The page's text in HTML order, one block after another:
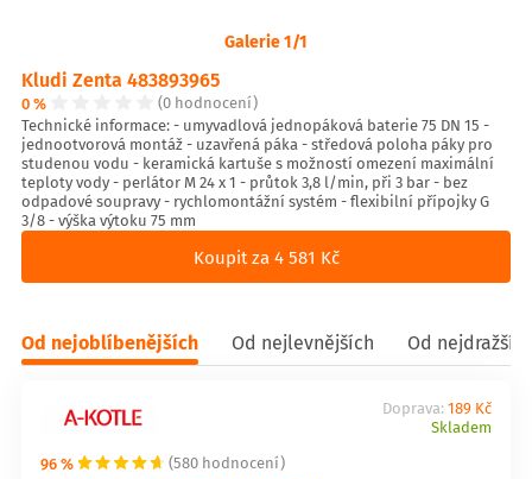
Galerie 1/1
Kludi Zenta 483893965
0 %
(0 hodnocení)
Technické informace: - umyvadlová jednopáková baterie 75 DN 15 -
jednootvorová montáž - uzavřená páka - středová poloha páky pro
studenou vodu - keramická kartuše s možností omezení maximální
teploty vody - perlátor M 24 x 1 - průtok 3,8 l/min, při 3 bar - bez
odpadové soupravy - rychlomontážní systém - flexibilní přípojky G
3/8 - výška výtoku 75 mm
Koupit za 4 581 Kč
Od nejoblíbenějších Od nejlevnějších Od
96 % (580 hodnocení)
Doprava: 189 Kč
Skladem